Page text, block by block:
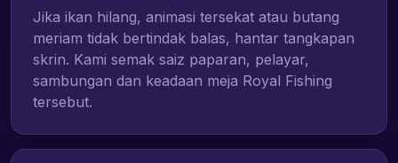
Jika ikan hilang, animasi tersekat atau butang
meriam tidak bertindak balas, hantar tangkapan
skrin. Kami semak saiz paparan, pelayar,
sambungan dan keadaan meja Royal Fishing
tersebut.